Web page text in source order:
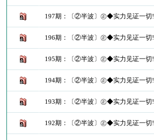
197期：〔②半波〕㊣◆实力见证一切!
196期：〔②半波〕㊣◆实力见证一切!
195期：〔②半波〕㊣◆实力见证一切!
194期：〔②半波〕㊣◆实力见证一切!
193期：〔②半波〕㊣◆实力见证一切!
192期：〔②半波〕㊣◆实力见证一切!